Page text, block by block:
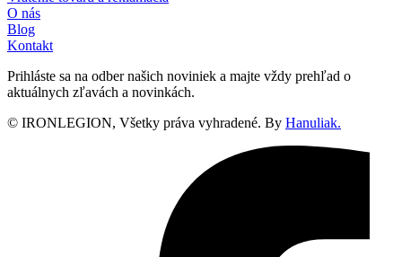
O nás
Blog
Kontakt
Prihláste sa na odber našich noviniek a majte vždy prehľad o
aktuálnych zľavách a novinkách.
© IRONLEGION, Všetky práva vyhradené. By Hanuliak.